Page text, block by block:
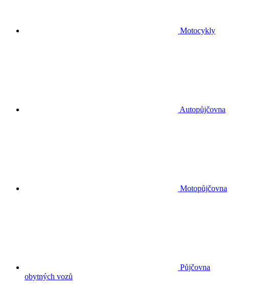
Motocykly
Autopůjčovna
Motopůjčovna
Půjčovna
obytných vozů